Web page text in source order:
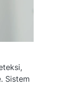
Sistem